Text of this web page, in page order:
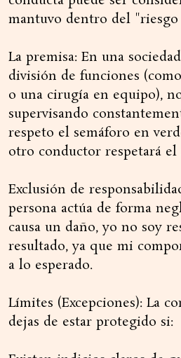
mantuvo dentro del
La premisa: En una
división de funciones
o una cirugía en equipo),
supervisando
respeto el semáforo en
otro conductor respetará
Exclusión de
persona actúa de forma
causa un daño, yo no soy
resultado, ya que mi
a lo esperado.
Límites (Excepciones): La
dejas de estar protegido si: